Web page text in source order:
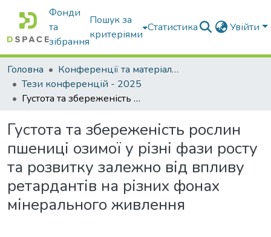
Фонди
та
зібрання
Пошук за
критеріями
Статистика Увійти
Головна
Конференції та матеріали конференцій
Тези конференцій - 2025
Густота та збереженість рослин пшениці озимої у різні фази росту та розвитку залежно від впливу ретардантів на різних фонах мінерального живлення
Густота та збереженість рослин
пшениці озимої у різні фази росту
та розвитку залежно від впливу
ретардантів на різних фонах
мінерального живлення